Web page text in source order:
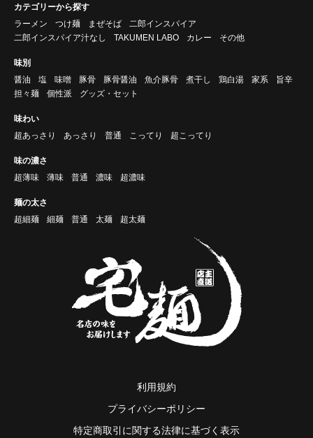
カテゴリーから探す
ラーメン
つけ麺 まぜそば
二郎インスパイア
二郎インスパイア汁なし
TAKUMEN LABO カレー その他
味別
醤油
塩 味噌 豚骨 豚骨醤油 魚介豚骨 煮干し 鶏白湯 家系
旨辛
担々麺
個性派 グッズ・セット
味わい
超あっさり
あっさり 普通 こってり 超こってり
味の濃さ
超薄味
薄味 普通 濃味 超濃味
麺の太さ
超細麺
細麺 普通 太麺 超太麺
利用規約
プライバシーポリシー
特定商取引に関する法律に基づく表示